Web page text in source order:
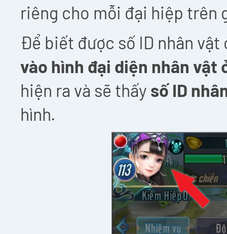
riêng cho mỗi đại hiệp trên
Để biết được số ID nhân
vào hình đại diện nhân vật
hiện ra và sẽ thấy số ID
hình.